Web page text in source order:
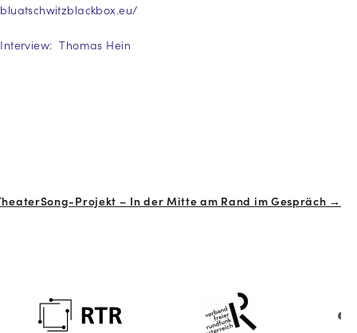
Thomas Hein
Projekt – In der Mitte am Rand im Gespräch →